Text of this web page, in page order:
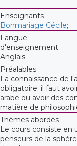
Enseignants
Bonmariage Cécile;
Langue
d'enseignement
Anglais
Préalables
La connaissance de
obligatoire; il faut
arabe ou avoir des
matière de
Thèmes abordés
Le cours consiste
penseurs de la